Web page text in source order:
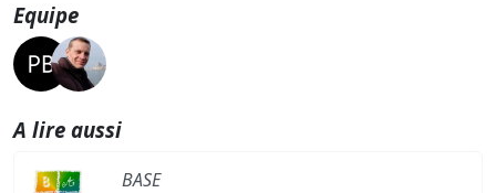
Equipe
A lire aussi
BASE